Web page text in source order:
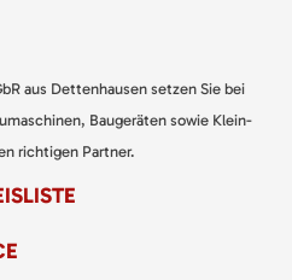
aus Dettenhausen setzen Sie bei
Baugeräten sowie Klein-
richtigen Partner.